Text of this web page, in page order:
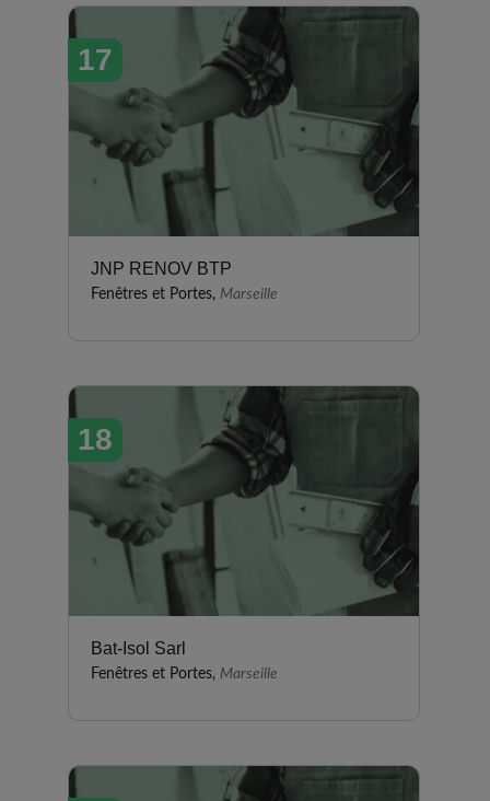
17
JNP RENOV BTP
Fenêtres et Portes, Marseille
18
Bat-Isol Sarl
Fenêtres et Portes, Marseille